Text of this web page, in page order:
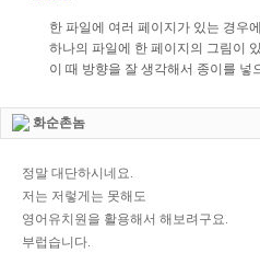
한 파일에 여러 페이지가 있는 경우
하나의 파일에 한 페이지의 그림이
이 때 방향을 잘 생각해서 종이를
화순촌놈
정말 대단하시네요.
저는 저렇게는 못해도
영어유치원을 활용해서 해보려구요.
부럽습니다.